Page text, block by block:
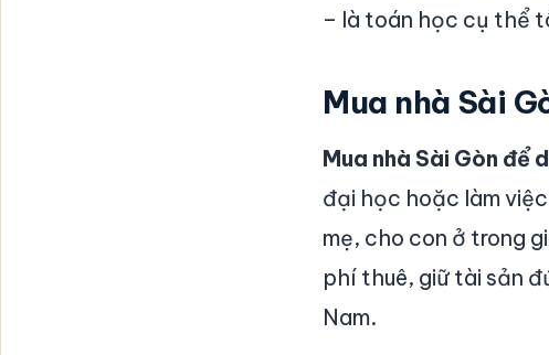
– là toán học cụ thể
Mua nhà Sài
Mua nhà Sài Gòn để
đại học hoặc làm
mẹ, cho con ở trong
phí thuê, giữ tài sản
Nam.